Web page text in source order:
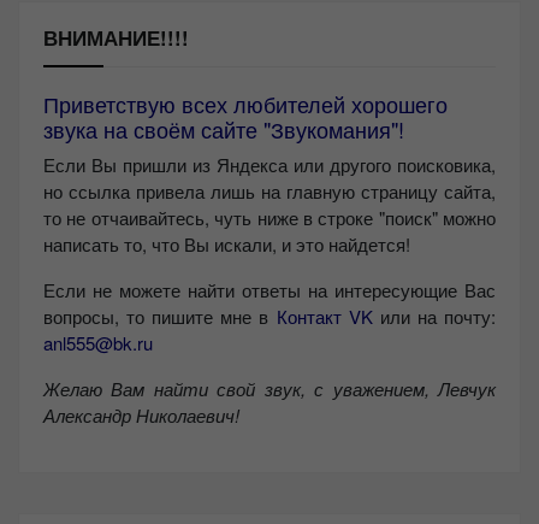
ВНИМАНИЕ!!!!
Приветствую всех любителей хорошего
звука на своём сайте "Звукомания"!
Если Вы пришли из Яндекса или другого поисковика,
но ссылка привела лишь на главную страницу сайта,
то не отчаивайтесь, чуть ниже в строке "поиск" можно
написать то, что Вы искали, и это найдется!
Если не можете найти ответы на интересующие Вас
вопросы, то пишите мне в Контакт VKили на почту:
anl555@bk.ru
Желаю Вам найти свой звук, с уважением, Левчук
Александр Николаевич!